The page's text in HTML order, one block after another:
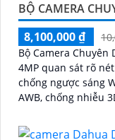
BỘ CAMERA
8,100,000 ₫
Bộ Camera Chuyên
4MP quan sát rõ
chống ngược sáng
AWB, chống nhiễu 3D-
trường khắc nghiệt